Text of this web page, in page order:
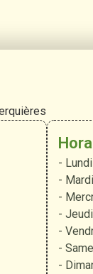
-
-
-
-
-
-
-